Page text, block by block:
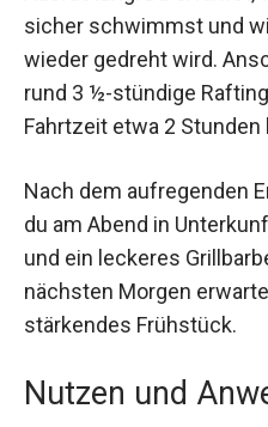
Wildwasser sicher
gekentertes Boot wieder
Anschließend geht es
Rafting-Tour, bei der die
Nach dem aufregenden
kannst du am Abend in
entspannen und ein
genießen. Am nächsten
Nutzen und